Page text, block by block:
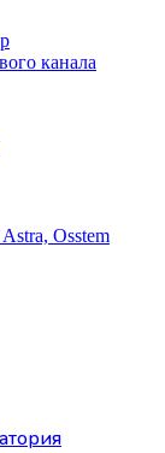
канала
Osstem